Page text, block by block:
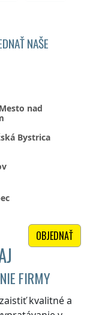
NAŠE
nad
Bystrica
OBJEDNAŤ
FIRMY
kvalitné a